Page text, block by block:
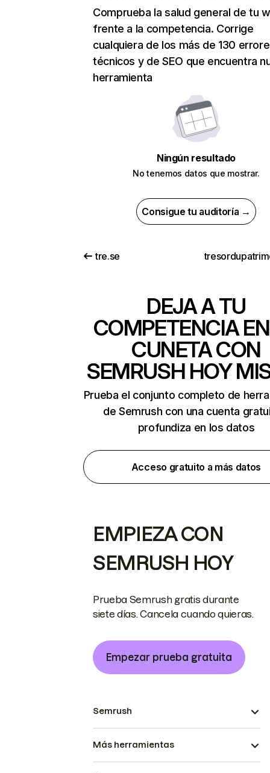
Comprueba la salud general de tu
frente a la competencia. Corrige
cualquiera de los más de 130
técnicos y de SEO que encuentra
herramienta
Ningún resultado
No tenemos datos que mostrar.
Consigue tu auditoría →
tre.se
DEJA A TU
COMPETENCIA
CUNETA CON
SEMRUSH HOY
Prueba el conjunto completo de
de Semrush con una cuenta
profundiza en los datos
Acceso gratuito a más datos
EMPIEZA CON
SEMRUSH HOY
Prueba Semrush gratis durante
siete días. Cancela cuando quieras.
Empezar prueba gratuita
Semrush
Más herramientas